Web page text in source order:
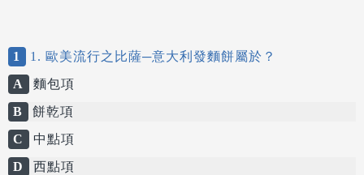
1
1. 歐美流行之比薩─意大利發麵餅屬於？
A
麵包項
B
餅乾項
C
中點項
D
西點項